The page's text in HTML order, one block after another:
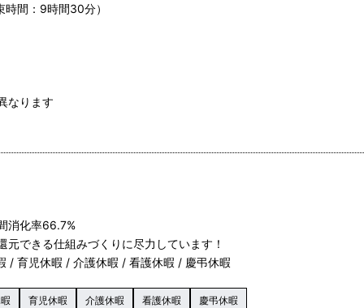
間：9時間30分）
なります
消化率66.7%
元できる仕組みづくりに尽力しています！
/ 育児休暇 / 介護休暇 / 看護休暇 / 慶弔休暇
育児休暇 介護休暇 看護休暇 慶弔休暇